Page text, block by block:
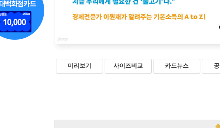
미리보기 사이즈비교 카드뉴스